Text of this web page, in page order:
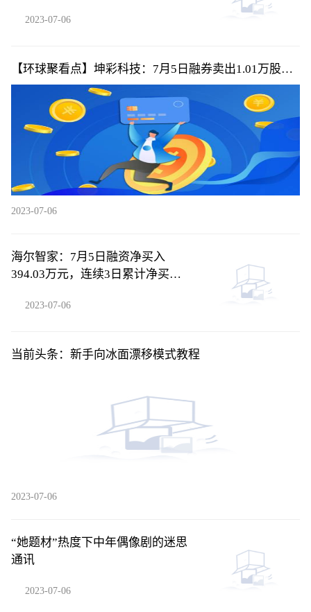
2023-07-06
【环球聚看点】坤彩科技：7月5日融券卖出1.01万股，
融资融券余额4.39亿元
2023-07-06
海尔智家：7月5日融资净买入
394.03万元，连续3日累计净买入
2023-07-06
当前头条：新手向冰面漂移模式教程
2023-07-06
“她题材”热度下中年偶像剧的迷思
通讯
2023-07-06